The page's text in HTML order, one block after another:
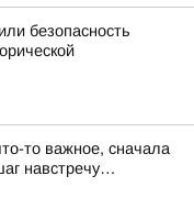
безопасность
то важное, сначала
навстречу…